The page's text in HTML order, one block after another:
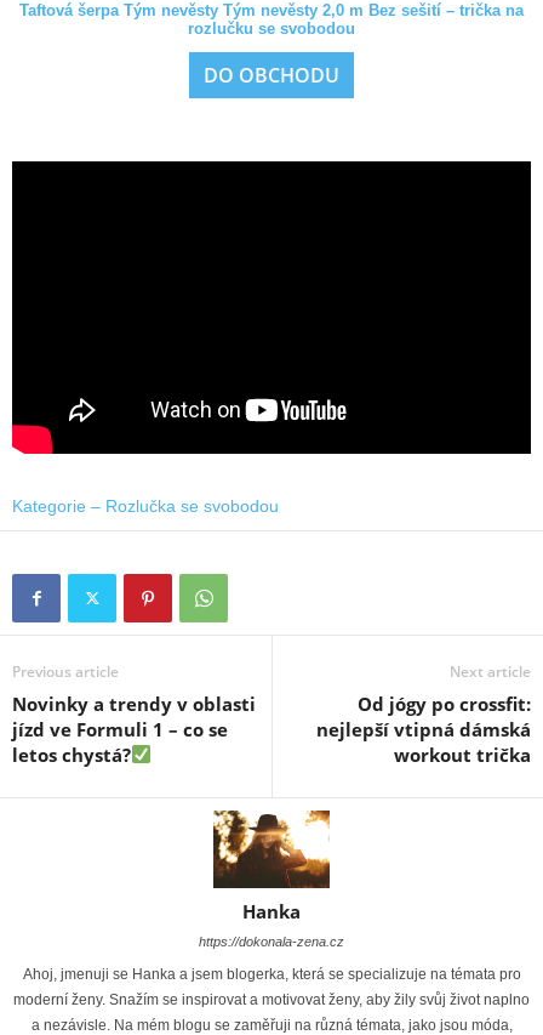
Taftová šerpa Tým nevěsty Tým nevěsty 2,0 m Bez sešití – trička na
rozlučku se svobodou
DO OBCHODU
Kategorie – Rozlučka se svobodou
Previous article
Novinky a trendy v oblasti
jízd ve Formuli 1 – co se
letos chystá?
Next article
Od jógy po crossfit:
nejlepší vtipná dámská
workout trička
Hanka
https://dokonala-zena.cz
Ahoj, jmenuji se Hanka a jsem blogerka, která se specializuje na témata pro
moderní ženy. Snažím se inspirovat a motivovat ženy, aby žily svůj život naplno
a nezávisle. Na mém blogu se zaměřuji na různá témata, jako jsou móda,